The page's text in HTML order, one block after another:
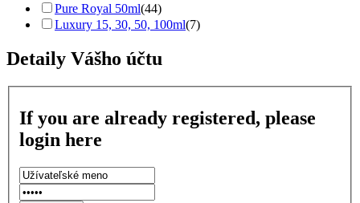
Pure Royal 50ml(44)
Luxury 15, 30, 50, 100ml(7)
Detaily Vášho účtu
If you are already registered, please
login here